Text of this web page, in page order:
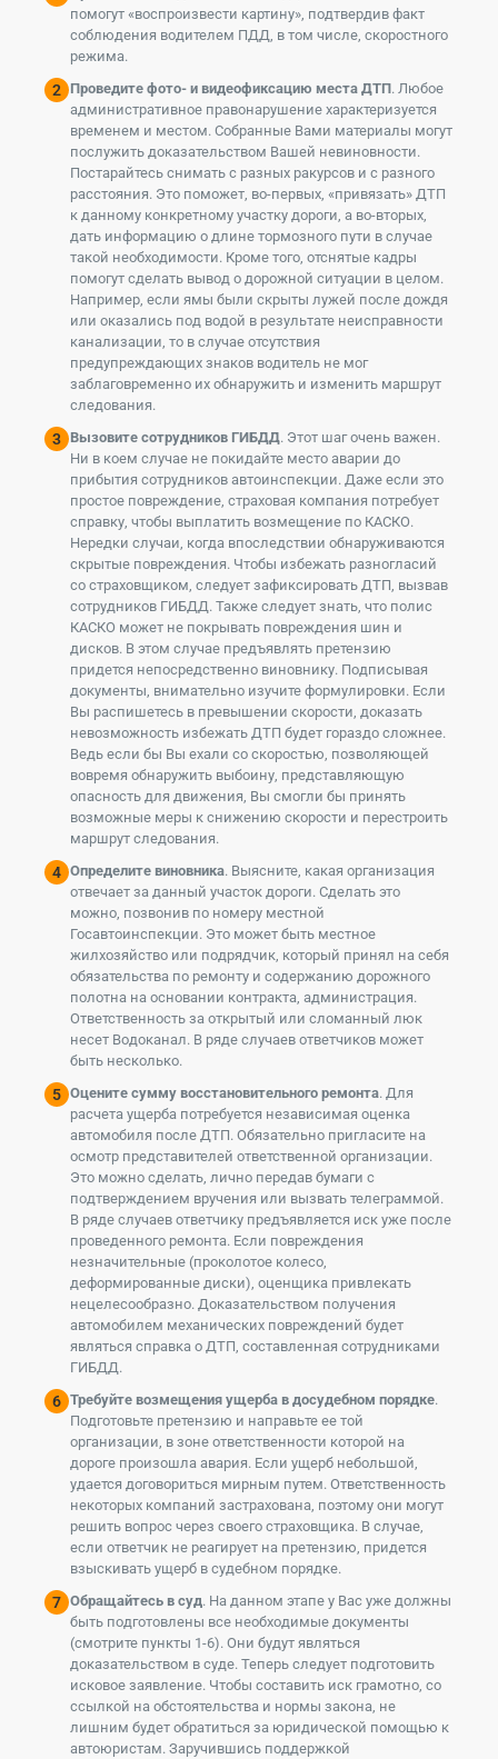
помогут «воспроизвести картину», подтвердив факт
соблюдения водителем ПДД, в том числе, скоростного
режима.
Проведите фото- и видеофиксацию места ДТП. Любое
административное правонарушение характеризуется
временем и местом. Собранные Вами материалы могут
послужить доказательством Вашей невиновности.
Постарайтесь снимать с разных ракурсов и с разного
расстояния. Это поможет, во-первых, «привязать» ДТП
к данному конкретному участку дороги, а во-вторых,
дать информацию о длине тормозного пути в случае
такой необходимости. Кроме того, отснятые кадры
помогут сделать вывод о дорожной ситуации в целом.
Например, если ямы были скрыты лужей после дождя
или оказались под водой в результате неисправности
канализации, то в случае отсутствия
предупреждающих знаков водитель не мог
заблаговременно их обнаружить и изменить маршрут
следования.
Вызовите сотрудников ГИБДД. Этот шаг очень важен.
Ни в коем случае не покидайте место аварии до
прибытия сотрудников автоинспекции. Даже если это
простое повреждение, страховая компания потребует
справку, чтобы выплатить возмещение по КАСКО.
Нередки случаи, когда впоследствии обнаруживаются
скрытые повреждения. Чтобы избежать разногласий
со страховщиком, следует зафиксировать ДТП, вызвав
сотрудников ГИБДД. Также следует знать, что полис
КАСКО может не покрывать повреждения шин и
дисков. В этом случае предъявлять претензию
придется непосредственно виновнику. Подписывая
документы, внимательно изучите формулировки. Если
Вы распишетесь в превышении скорости, доказать
невозможность избежать ДТП будет гораздо сложнее.
Ведь если бы Вы ехали со скоростью, позволяющей
вовремя обнаружить выбоину, представляющую
опасность для движения, Вы смогли бы принять
возможные меры к снижению скорости и перестроить
маршрут следования.
Определите виновника. Выясните, какая организация
отвечает за данный участок дороги. Сделать это
можно, позвонив по номеру местной
Госавтоинспекции. Это может быть местное
жилхозяйство или подрядчик, который принял на себя
обязательства по ремонту и содержанию дорожного
полотна на основании контракта, администрация.
Ответственность за открытый или сломанный люк
несет Водоканал. В ряде случаев ответчиков может
быть несколько.
Оцените сумму восстановительного ремонта. Для
расчета ущерба потребуется независимая оценка
автомобиля после ДТП. Обязательно пригласите на
осмотр представителей ответственной организации.
Это можно сделать, лично передав бумаги с
подтверждением вручения или вызвать телеграммой.
В ряде случаев ответчику предъявляется иск уже после
проведенного ремонта. Если повреждения
незначительные (проколотое колесо,
деформированные диски), оценщика привлекать
нецелесообразно. Доказательством получения
автомобилем механических повреждений будет
являться справка о ДТП, составленная сотрудниками
ГИБДД.
Требуйте возмещения ущерба в досудебном порядке.
Подготовьте претензию и направьте ее той
организации, в зоне ответственности которой на
дороге произошла авария. Если ущерб небольшой,
удается договориться мирным путем. Ответственность
некоторых компаний застрахована, поэтому они могут
решить вопрос через своего страховщика. В случае,
если ответчик не реагирует на претензию, придется
взыскивать ущерб в судебном порядке.
Обращайтесь в суд. На данном этапе у Вас уже должны
быть подготовлены все необходимые документы
(смотрите пункты 1-6). Они будут являться
доказательством в суде. Теперь следует подготовить
исковое заявление. Чтобы составить иск грамотно, со
ссылкой на обстоятельства и нормы закона, не
лишним будет обратиться за юридической помощью к
автоюристам. Заручившись поддержкой